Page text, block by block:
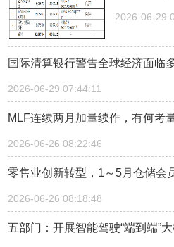
2026-06-29
国际清算银行警告全球经济面临
2026-06-29 07:44:11
MLF连续两月加量续作，有何考
2026-06-26 08:22:46
零售业创新转型，1～5月仓储会
2026-06-26 08:18:48
五部门：开展智能驾驶“端到端”